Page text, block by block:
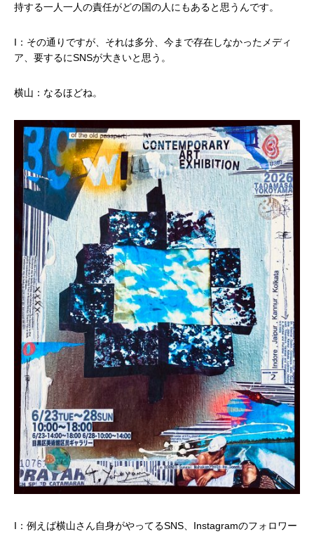
持する一人一人の責任がどの国の人にもあると思うんです。
I：その通りですが、それは多分、今まで存在しなかったメディ
ア、要するにSNSが大きいと思う。
横山：なるほどね。
I：例えば横山さん自身がやってるSNS、Instagramのフォロワー